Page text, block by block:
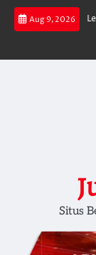
Skip
Aug 9, 2026
Berjalan Lebih Serius
Situs